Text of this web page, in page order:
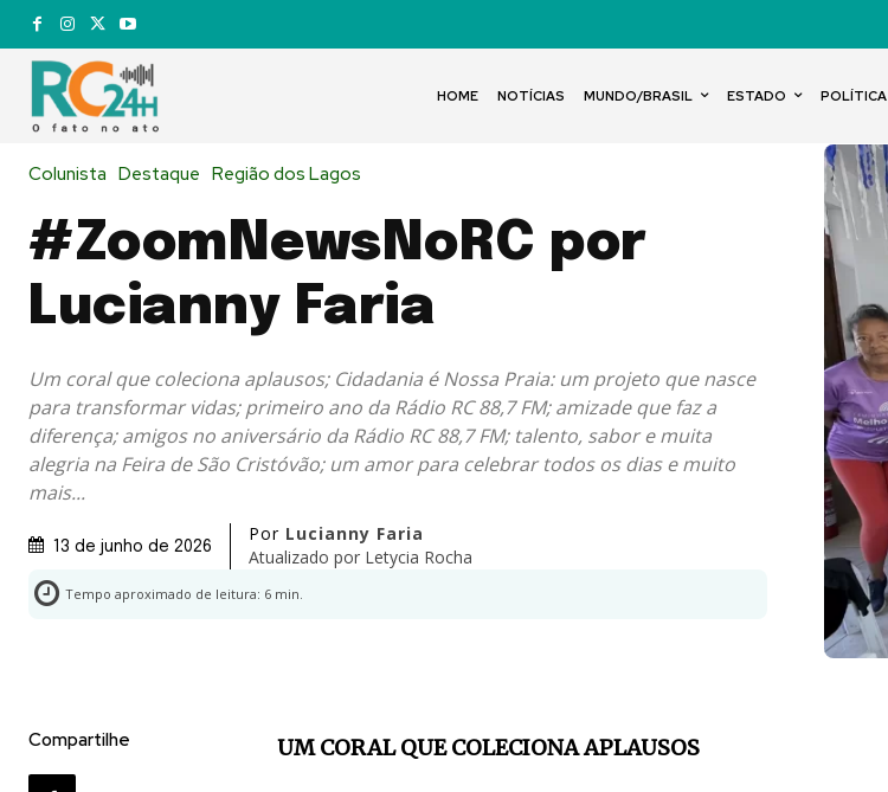
HOME NOTÍCIAS MUNDO/BRASIL ESTADO POLÍTICA
Colunista Destaque Região dos Lagos
#ZoomNewsNoRC por
Lucianny Faria
Um coral que coleciona aplausos; Cidadania é Nossa Praia: um projeto que nasce
para transformar vidas; primeiro ano da Rádio RC 88,7 FM; amizade que faz a
diferença; amigos no aniversário da Rádio RC 88,7 FM; talento, sabor e muita
alegria na Feira de São Cristóvão; um amor para celebrar todos os dias e muito
mais...
13 de junho de 2026
Por Lucianny Faria
Atualizado por Letycia Rocha
Tempo aproximado de leitura: 6 min.
Compartilhe UM CORAL QUE COLECIONA APLAUSOS